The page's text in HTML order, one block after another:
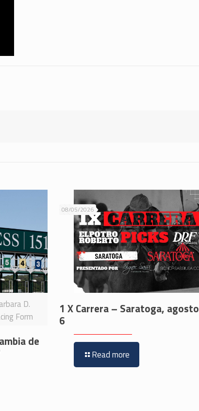
D.
Form
de
08/05/2026
1 X Carrera – Saratoga, agosto
6
Read more